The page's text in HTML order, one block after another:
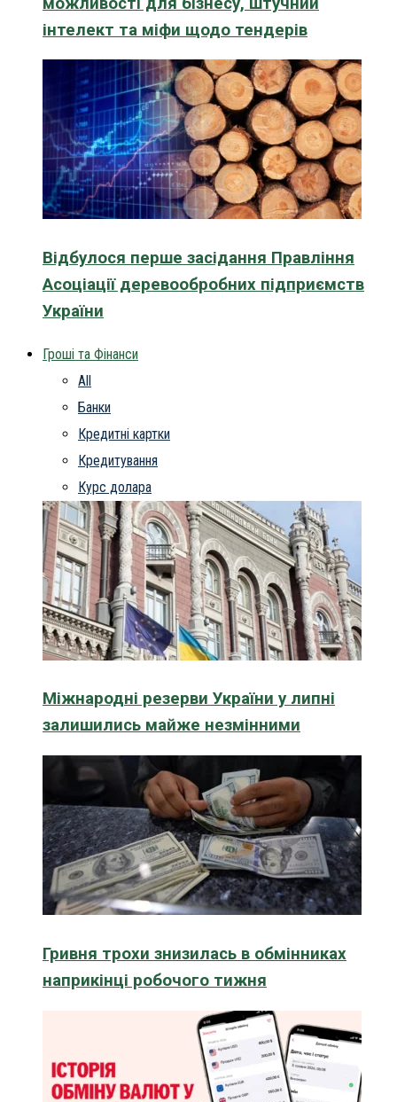
інтелект та міфи щодо тендерів
Відбулося перше засідання Правління
Асоціації деревообробних підприємств
України
Гроші та Фінанси
All
Банки
Кредитні картки
Кредитування
Курс долара
Міжнародні резерви України у липні
залишились майже незмінними
Гривня трохи знизилась в обмінниках
наприкінці робочого тижня